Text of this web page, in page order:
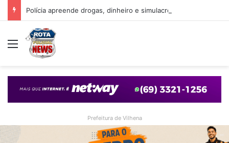
Menu
Prefeitura de Vilhena